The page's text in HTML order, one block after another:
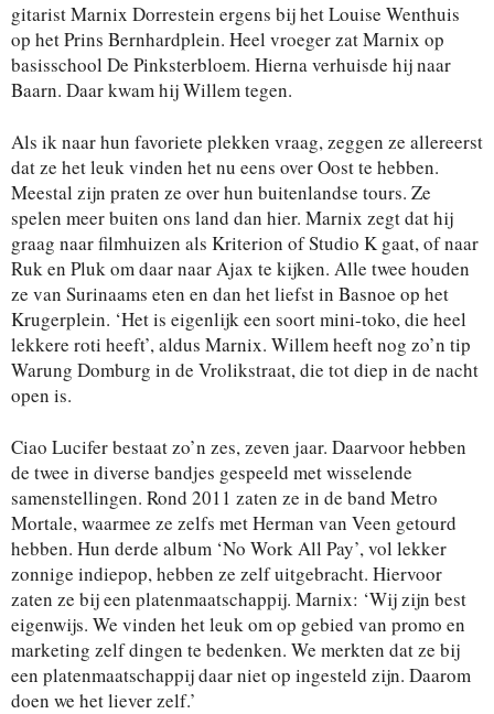
gitarist Marnix Dorrestein ergens bij het Louise Wenthuis
op het Prins Bernhardplein. Heel vroeger zat Marnix op
basisschool De Pinksterbloem. Hierna verhuisde hij naar
Baarn. Daar kwam hij Willem tegen.
Als ik naar hun favoriete plekken vraag, zeggen ze allereerst
dat ze het leuk vinden het nu eens over Oost te hebben.
Meestal zijn praten ze over hun buitenlandse tours. Ze
spelen meer buiten ons land dan hier. Marnix zegt dat hij
graag naar filmhuizen als Kriterion of Studio K gaat, of naar
Ruk en Pluk om daar naar Ajax te kijken. Alle twee houden
ze van Surinaams eten en dan het liefst in Basnoe op het
Krugerplein. ‘Het is eigenlijk een soort mini-toko, die heel
lekkere roti heeft’, aldus Marnix. Willem heeft nog zo’n tip
Warung Domburg in de Vrolikstraat, die tot diep in de nacht
open is.
Ciao Lucifer bestaat zo’n zes, zeven jaar. Daarvoor hebben
de twee in diverse bandjes gespeeld met wisselende
samenstellingen. Rond 2011 zaten ze in de band Metro
Mortale, waarmee ze zelfs met Herman van Veen getourd
hebben. Hun derde album ‘No Work All Pay’, vol lekker
zonnige indiepop, hebben ze zelf uitgebracht. Hiervoor
zaten ze bij een platenmaatschappij. Marnix: ‘Wij zijn best
eigenwijs. We vinden het leuk om op gebied van promo en
marketing zelf dingen te bedenken. We merkten dat ze bij
een platenmaatschappij daar niet op ingesteld zijn. Daarom
doen we het liever zelf.’